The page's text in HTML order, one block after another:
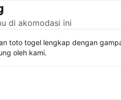
di akomodasi ini
toto togel lengkap dengan
oleh kami.